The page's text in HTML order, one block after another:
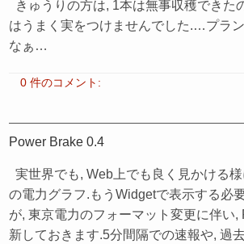
きゅうりの方は, 1本は無事収穫できた
はうまく実をつけませんでした.…プラ
なぁ…
0 件のコメント:
Power Brake 0.4
実世界でも, Web上でも良く見かける
の電力グラフ.もうWidgetで表示する必
が, 東京電力のフォーマット変更に伴い,
新しておきます.5分間隔での速報や, 過